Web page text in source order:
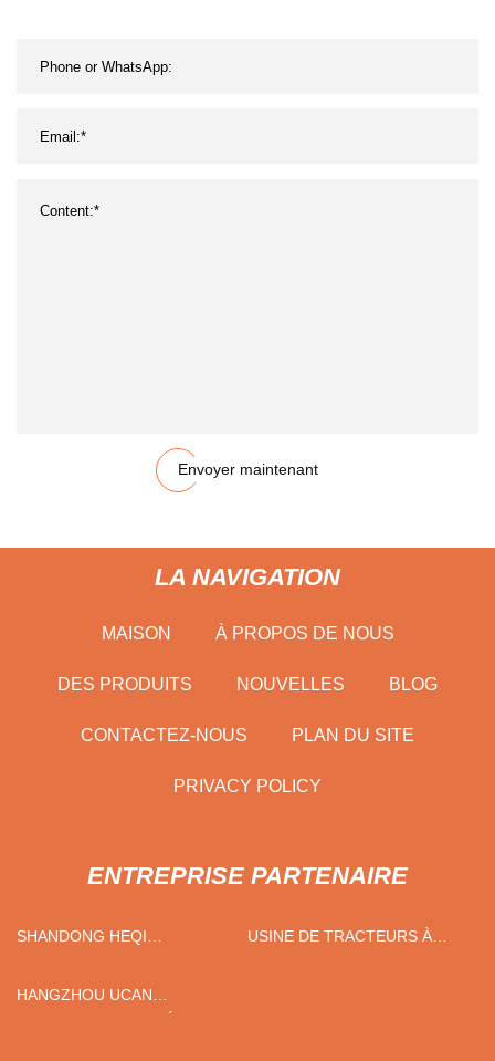
Envoyer maintenant
LA NAVIGATION
MAISON À PROPOS DE NOUS
DES PRODUITS NOUVELLES BLOG
CONTACTEZ-NOUS PLAN DU SITE
PRIVACY POLICY
ENTREPRISE PARTENAIRE
SHANDONG HEQI
USINE DE TRACTEURS À
HANGZHOU UCAN